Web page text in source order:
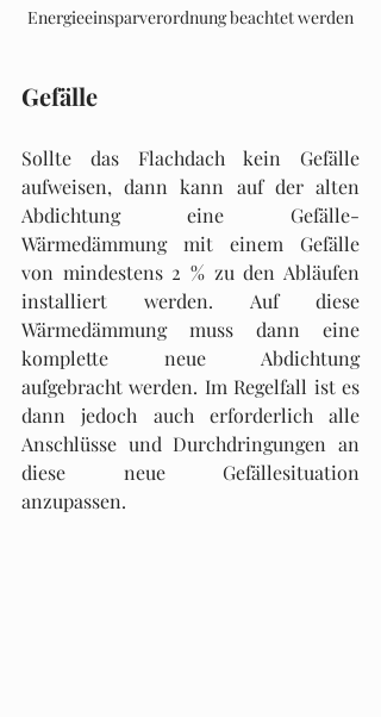
Energieeinsparverordnung beachtet werden
Gefälle
Sollte das Flachdach kein Gefälle
aufweisen, dann kann auf der alten
Abdichtung eine Gefälle-
Wärmedämmung mit einem Gefälle
von mindestens 2 % zu den Abläufen
installiert werden. Auf diese
Wärmedämmung muss dann eine
komplette neue Abdichtung
aufgebracht werden. Im Regelfall ist es
dann jedoch auch erforderlich alle
Anschlüsse und Durchdringungen an
diese neue Gefällesituation
anzupassen.